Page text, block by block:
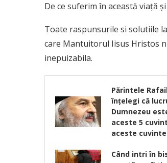
De ce suferim în această viață
Toate raspunsurile si solutiile
care Mantuitorul Iisus Hristos
inepuizabila.
Părintele
înţelegi că
Dumnezeu
aceste 5
aceste
Când intri în